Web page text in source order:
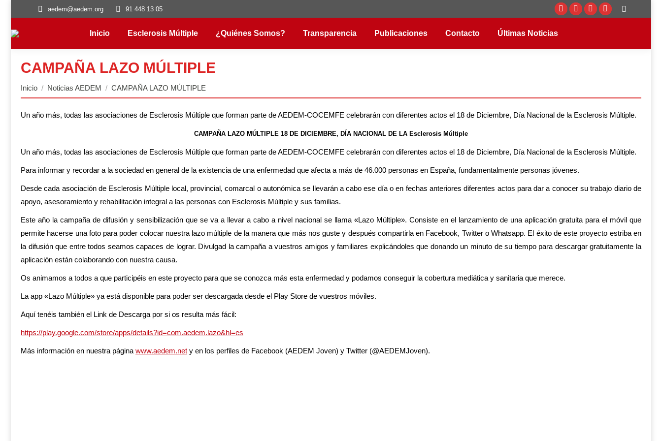
aedem@aedem.org 91 448 13 05
Facebook
TwitterInstagram
YouTube
Buscar:
Inicio Esclerosis Múltiple ¿Quiénes Somos? Transparencia Publicaciones Contacto Últimas Noticias
CAMPAÑA LAZO MÚLTIPLE
Estás aquí:
Inicio Noticias AEDEM CAMPAÑA LAZO MÚLTIPLE
Un año más, todas las asociaciones de Esclerosis Múltiple que forman parte de AEDEM-COCEMFE celebrarán con diferentes actos el 18 de Diciembre, Día Nacional de la Esclerosis Múltiple.
CAMPAÑA LAZO MÚLTIPLE 18 DE DICIEMBRE, DÍA NACIONAL DE LA Esclerosis Múltiple
Un año más, todas las asociaciones de Esclerosis Múltiple que forman parte de AEDEM-COCEMFE celebrarán con diferentes actos el 18 de Diciembre, Día Nacional de la Esclerosis Múltiple.
Para informar y recordar a la sociedad en general de la existencia de una enfermedad que afecta a más de 46.000 personas en España, fundamentalmente personas jóvenes.
Desde cada asociación de Esclerosis Múltiple local, provincial, comarcal o autonómica se llevarán a cabo ese día o en fechas anteriores diferentes actos para dar a conocer su trabajo diario de
apoyo, asesoramiento y rehabilitación integral a las personas con Esclerosis Múltiple y sus familias.
Este año la campaña de difusión y sensibilización que se va a llevar a cabo a nivel nacional se llama «Lazo Múltiple». Consiste en el lanzamiento de una aplicación gratuita para el móvil que
permite hacerse una foto para poder colocar nuestra lazo múltiple de la manera que más nos guste y después compartirla en Facebook, Twitter o Whatsapp. El éxito de este proyecto estriba en
la difusión que entre todos seamos capaces de lograr. Divulgad la campaña a vuestros amigos y familiares explicándoles que donando un minuto de su tiempo para descargar gratuitamente la
aplicación están colaborando con nuestra causa.
Os animamos a todos a que participéis en este proyecto para que se conozca más esta enfermedad y podamos conseguir la cobertura mediática y sanitaria que merece.
La app «Lazo Múltiple» ya está disponible para poder ser descargada desde el Play Store de vuestros móviles.
Aquí tenéis también el Link de Descarga por si os resulta más fácil:
https://play.google.com/store/apps/details?id=com.aedem.lazo&hl=es
Más información en nuestra página www.aedem.net y en los perfiles de Facebook (AEDEM Joven) y Twitter (@AEDEMJoven).